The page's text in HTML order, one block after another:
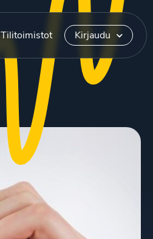
Tilitoimistot Kirjaudu